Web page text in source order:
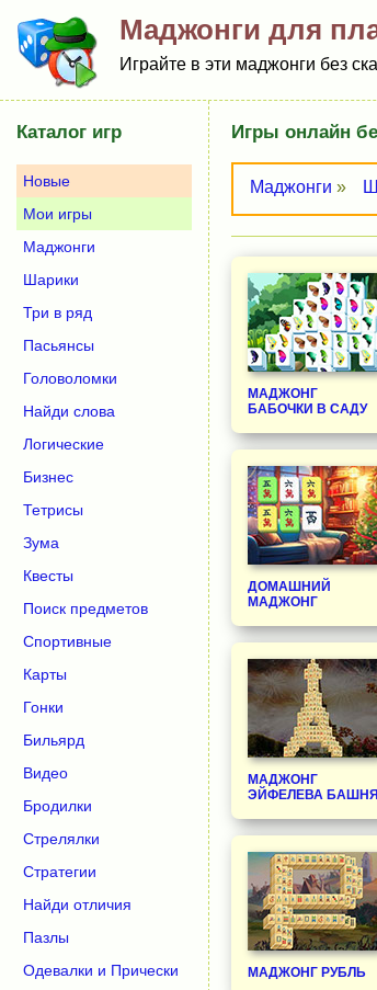
Маджонги для
Играйте в эти маджонги без
Игры онлайн
Маджонги »
МАДЖОНГ
БАБОЧКИ В САДУ
ДОМАШНИЙ
МАДЖОНГ
МАДЖОНГ
ЭЙФЕЛЕВА БАШНЯ
МАДЖОНГ РУБЛЬ
Каталог игр
Новые
Мои игры
Маджонги
Шарики
Три в ряд
Пасьянсы
Головоломки
Найди слова
Логические
Бизнес
Тетрисы
Зума
Квесты
Поиск предметов
Спортивные
Карты
Гонки
Бильярд
Видео
Бродилки
Стрелялки
Стратегии
Найди отличия
Пазлы
Одевалки и Прически